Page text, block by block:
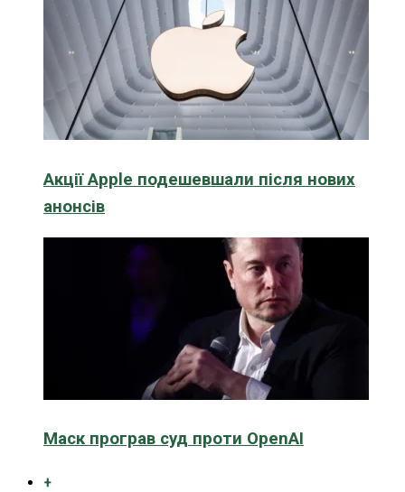
Акції Apple подешевшали після нових
анонсів
Маск програв суд проти OpenAI
+